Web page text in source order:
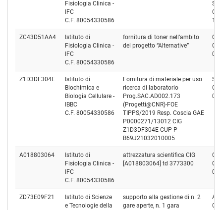
Fisiologia Clinica -
IFC
C.F. 80054330586
SRL
ZC43D51AA4
Istituto di
Fisiologia Clinica -
IFC
C.F. 80054330586
fornitura di toner nell’ambito
del progetto “Alternative”
Z1D3DF304E
Istituto di
Biochimica e
Biologia Cellulare -
IBBC
C.F. 80054330586
Fornitura di materiale per uso
ricerca di laboratorio
Prog.SAC.AD002.173
(Progetti@CNR)-FOE
TIPPS/2019 Resp. Coscia GAE
P0000271/13012 CIG
Z1D3DF304E CUP P
B69J21032010005
A018803064
Istituto di
Fisiologia Clinica -
IFC
C.F. 80054330586
attrezzatura scientifica CIG
[A018803064] td 3773300
ZD73E09F21
Istituto di Scienze
e Tecnologie della
supporto alla gestione di n. 2
gare aperte, n. 1 gara